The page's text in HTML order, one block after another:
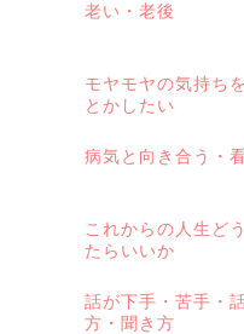
老い・老後
モヤモヤの気持ち
とかしたい
病気と向き合う・
これからの人生ど
たらいいか
話が下手・苦手・
方・聞き方